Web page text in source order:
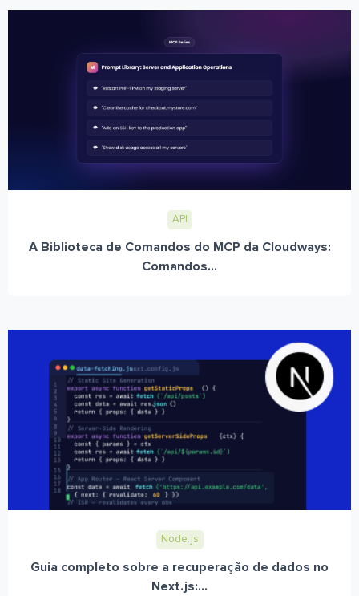
API
A Biblioteca de Comandos do MCP da Cloudways:
Comandos...
Node.js
Guia completo sobre a recuperação de dados no
Next.js:...